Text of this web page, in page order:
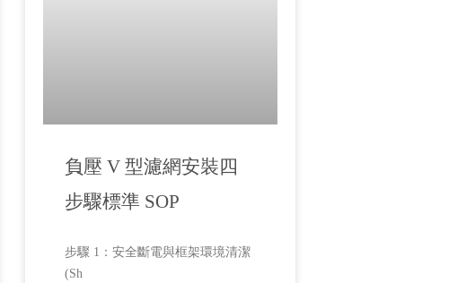
負壓 V 型濾網安裝四
步驟標準 SOP
步驟 1：安全斷電與框架環境清潔
(Sh